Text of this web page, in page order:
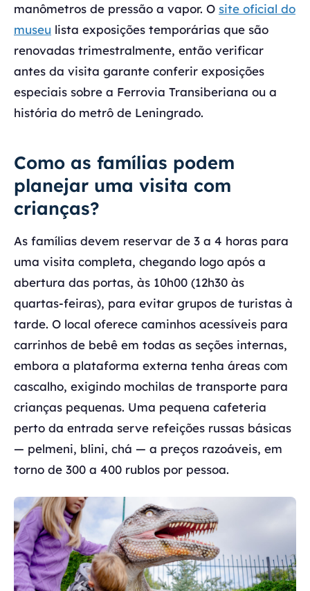
manômetros de pressão a vapor. O site oficial do
museu lista exposições temporárias que são
renovadas trimestralmente, então verificar
antes da visita garante conferir exposições
especiais sobre a Ferrovia Transiberiana ou a
história do metrô de Leningrado.
Como as famílias podem
planejar uma visita com
crianças?
As famílias devem reservar de 3 a 4 horas para
uma visita completa, chegando logo após a
abertura das portas, às 10h00 (12h30 às
quartas-feiras), para evitar grupos de turistas à
tarde. O local oferece caminhos acessíveis para
carrinhos de bebê em todas as seções internas,
embora a plataforma externa tenha áreas com
cascalho, exigindo mochilas de transporte para
crianças pequenas. Uma pequena cafeteria
perto da entrada serve refeições russas básicas
— pelmeni, blini, chá — a preços razoáveis, em
torno de 300 a 400 rublos por pessoa.